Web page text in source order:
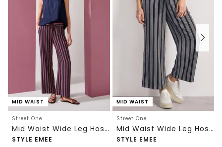
MID WAIST
Street One
Mid Waist Wide Leg Hose mit Streifen
STYLE EMEE
MID WAIST
Street One
Mid Waist Wide Leg Hose mit Streifen
STYLE EMEE